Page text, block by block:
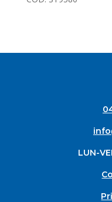
LUN-